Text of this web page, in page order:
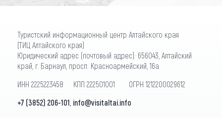
Туристский информационный центр Алтайского края
(ТИЦ Алтайского края)
Юридический адрес (почтовый адрес): 656043, Алтайский
край, г. Барнаул, просп. Красноармейский, 16а
ИНН 2225223458 КПП 222501001 ОГРН 1212200029612
+7 (3852) 206-101 info@visitaltai.info